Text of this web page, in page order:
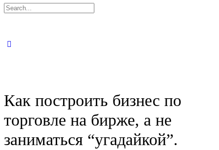
Искать:
Как построить бизнес по
торговле на бирже, а не
заниматься “угадайкой”.